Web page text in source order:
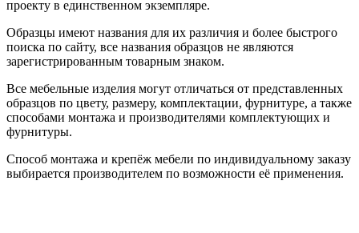
проекту в единственном экземпляре.
Образцы имеют названия для их различия и более быстрого
поиска по сайту, все названия образцов не являются
зарегистрированным товарным знаком.
Все мебельные изделия могут отличаться от представленных
образцов по цвету, размеру, комплектации, фурнитуре, а также
способами монтажа и производителями комплектующих и
фурнитуры.
Способ монтажа и крепёж мебели по индивидуальному заказу
выбирается производителем по возможности её применения.